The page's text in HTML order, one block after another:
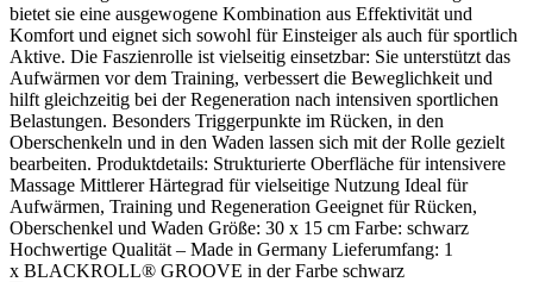
bietet sie eine ausgewogene Kombination aus Effektivität und
Komfort und eignet sich sowohl für Einsteiger als auch für sportlich
Aktive. Die Faszienrolle ist vielseitig einsetzbar: Sie unterstützt das
Aufwärmen vor dem Training, verbessert die Beweglichkeit und
hilft gleichzeitig bei der Regeneration nach intensiven sportlichen
Belastungen. Besonders Triggerpunkte im Rücken, in den
Oberschenkeln und in den Waden lassen sich mit der Rolle gezielt
bearbeiten. Produktdetails: Strukturierte Oberfläche für intensivere
Massage Mittlerer Härtegrad für vielseitige Nutzung Ideal für
Aufwärmen, Training und Regeneration Geeignet für Rücken,
Oberschenkel und Waden Größe: 30 x 15 cm Farbe: schwarz
Hochwertige Qualität – Made in Germany Lieferumfang: 1
x BLACKROLL® GROOVE in der Farbe schwarz